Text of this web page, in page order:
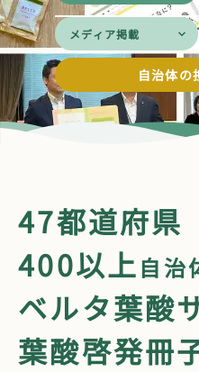
メディア掲載
自治体の
47都道府県
400以上 自治
ベルタ葉酸
葉酸啓発冊